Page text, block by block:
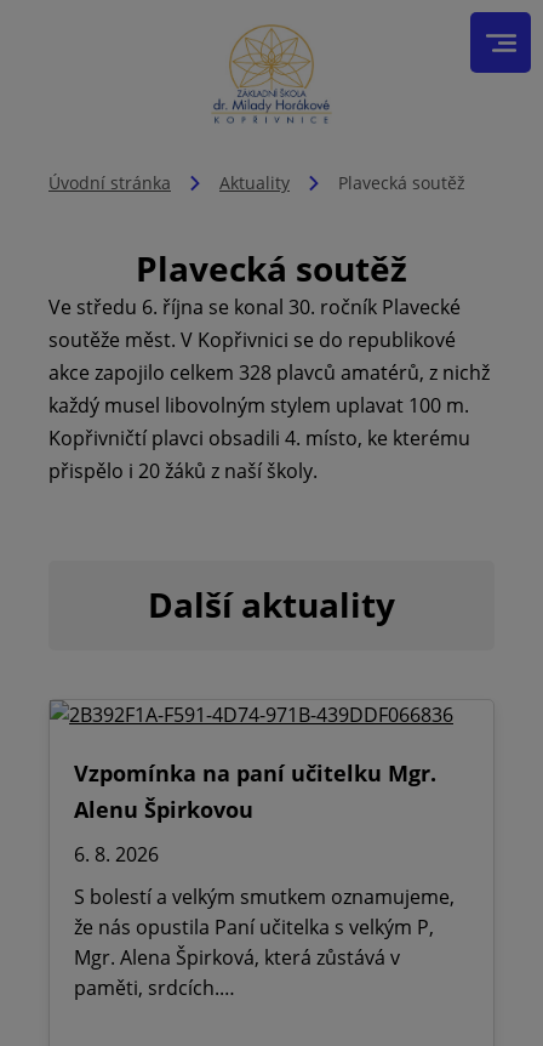
Úvodní stránka Aktuality Plavecká soutěž
Plavecká soutěž
Ve středu 6. října se konal 30. ročník Plavecké
soutěže měst. V Kopřivnici se do republikové
akce zapojilo celkem 328 plavců amatérů, z nichž
každý musel libovolným stylem uplavat 100 m.
Kopřivničtí plavci obsadili 4. místo, ke kterému
přispělo i 20 žáků z naší školy.
Další aktuality
Vzpomínka na paní učitelku Mgr.
Alenu Špirkovou
6. 8. 2026
S bolestí a velkým smutkem oznamujeme,
že nás opustila Paní učitelka s velkým P,
Mgr. Alena Špirková, která zůstává v
paměti, srdcích.…